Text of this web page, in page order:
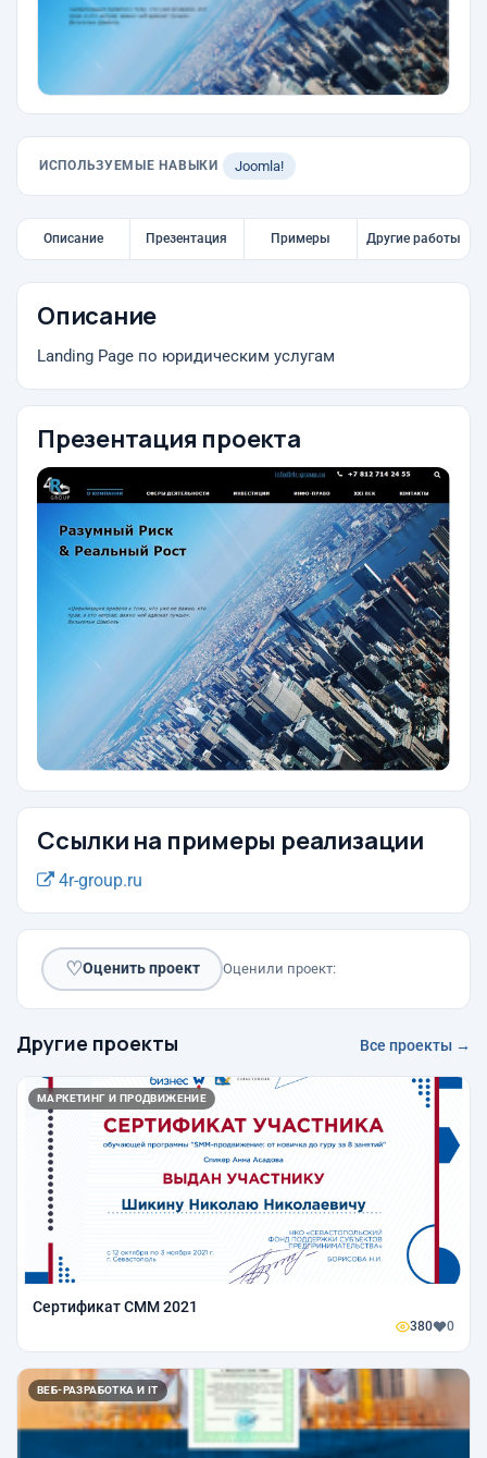
ИСПОЛЬЗУЕМЫЕ НАВЫКИ Joomla!
Описание Презентация Примеры Другие работы
Описание
Landing Page по юридическим услугам
Презентация проекта
Ссылки на примеры реализации
4r-group.ru
♡Оценить проект Оценили проект:
Другие проекты Все проекты →
МАРКЕТИНГ И ПРОДВИЖЕНИЕ
Сертификат СММ 2021
380 0
ВЕБ-РАЗРАБОТКА И IT